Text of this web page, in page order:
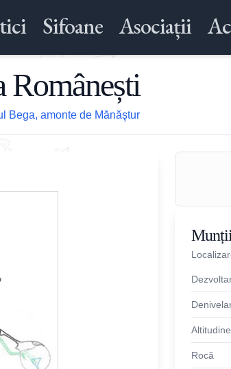
Sifoane Asociații
Românești
Bega, amonte de Mănăştur
Altitudine
Rocă